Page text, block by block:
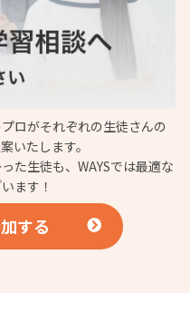
ロがそれぞれの生徒さんの
いたします。
た生徒も、WAYSでは最適な
ます！
する